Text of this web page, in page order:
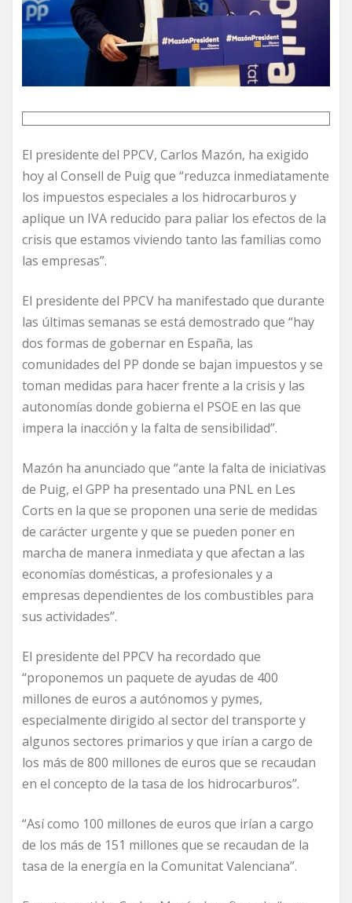
El presidente del PPCV, Carlos Mazón, ha exigido
hoy al Consell de Puig que “reduzca inmediatamente
los impuestos especiales a los hidrocarburos y
aplique un IVA reducido para paliar los efectos de la
crisis que estamos viviendo tanto las familias como
las empresas”.
El presidente del PPCV ha manifestado que durante
las últimas semanas se está demostrado que “hay
dos formas de gobernar en España, las
comunidades del PP donde se bajan impuestos y se
toman medidas para hacer frente a la crisis y las
autonomías donde gobierna el PSOE en las que
impera la inacción y la falta de sensibilidad”.
Mazón ha anunciado que “ante la falta de iniciativas
de Puig, el GPP ha presentado una PNL en Les
Corts en la que se proponen una serie de medidas
de carácter urgente y que se pueden poner en
marcha de manera inmediata y que afectan a las
economías domésticas, a profesionales y a
empresas dependientes de los combustibles para
sus actividades”.
El presidente del PPCV ha recordado que
“proponemos un paquete de ayudas de 400
millones de euros a autónomos y pymes,
especialmente dirigido al sector del transporte y
algunos sectores primarios y que irían a cargo de
los más de 800 millones de euros que se recaudan
en el concepto de la tasa de los hidrocarburos”.
“Así como 100 millones de euros que irían a cargo
de los más de 151 millones que se recaudan de la
tasa de la energía en la Comunitat Valenciana”.